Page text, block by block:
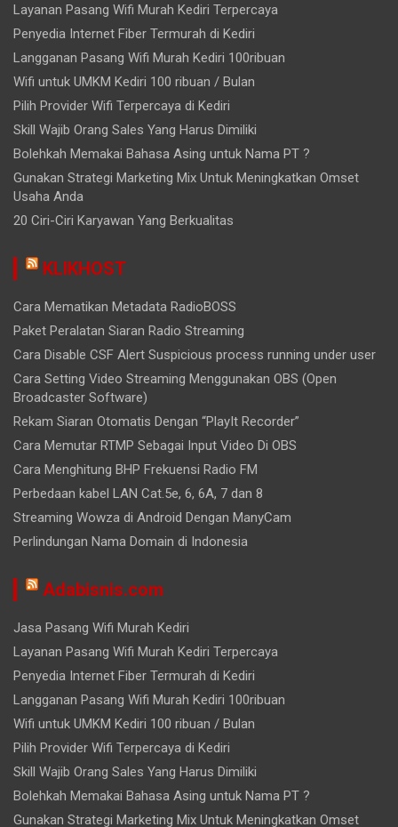
Layanan Pasang Wifi Murah Kediri Terpercaya
Penyedia Internet Fiber Termurah di Kediri
Langganan Pasang Wifi Murah Kediri 100ribuan
Wifi untuk UMKM Kediri 100 ribuan / Bulan
Pilih Provider Wifi Terpercaya di Kediri
Skill Wajib Orang Sales Yang Harus Dimiliki
Bolehkah Memakai Bahasa Asing untuk Nama PT ?
Gunakan Strategi Marketing Mix Untuk Meningkatkan Omset
Usaha Anda
20 Ciri-Ciri Karyawan Yang Berkualitas
KLIKHOST
Cara Mematikan Metadata RadioBOSS
Paket Peralatan Siaran Radio Streaming
Cara Disable CSF Alert Suspicious process running under user
Cara Setting Video Streaming Menggunakan OBS (Open
Broadcaster Software)
Rekam Siaran Otomatis Dengan “PlayIt Recorder”
Cara Memutar RTMP Sebagai Input Video Di OBS
Cara Menghitung BHP Frekuensi Radio FM
Perbedaan kabel LAN Cat.5e, 6, 6A, 7 dan 8
Streaming Wowza di Android Dengan ManyCam
Perlindungan Nama Domain di Indonesia
Adabisnis.com
Jasa Pasang Wifi Murah Kediri
Layanan Pasang Wifi Murah Kediri Terpercaya
Penyedia Internet Fiber Termurah di Kediri
Langganan Pasang Wifi Murah Kediri 100ribuan
Wifi untuk UMKM Kediri 100 ribuan / Bulan
Pilih Provider Wifi Terpercaya di Kediri
Skill Wajib Orang Sales Yang Harus Dimiliki
Bolehkah Memakai Bahasa Asing untuk Nama PT ?
Gunakan Strategi Marketing Mix Untuk Meningkatkan Omset